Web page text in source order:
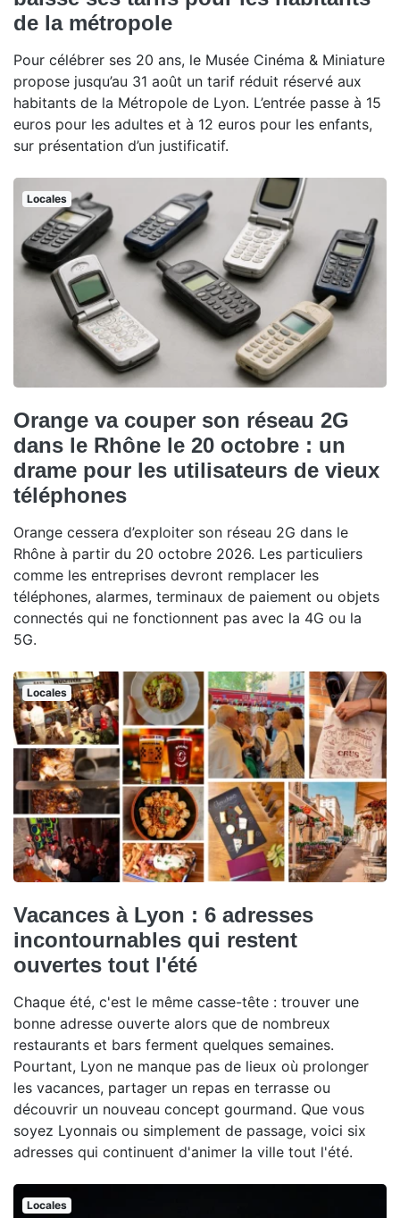
de la métropole
Pour célébrer ses 20 ans, le Musée Cinéma & Miniature
propose jusqu’au 31 août un tarif réduit réservé aux
habitants de la Métropole de Lyon. L’entrée passe à 15
euros pour les adultes et à 12 euros pour les enfants,
sur présentation d’un justificatif.
Locales
Orange va couper son réseau 2G
dans le Rhône le 20 octobre : un
drame pour les utilisateurs de vieux
téléphones
Orange cessera d’exploiter son réseau 2G dans le
Rhône à partir du 20 octobre 2026. Les particuliers
comme les entreprises devront remplacer les
téléphones, alarmes, terminaux de paiement ou objets
connectés qui ne fonctionnent pas avec la 4G ou la
5G.
Locales
Vacances à Lyon : 6 adresses
incontournables qui restent
ouvertes tout l'été
Chaque été, c'est le même casse-tête : trouver une
bonne adresse ouverte alors que de nombreux
restaurants et bars ferment quelques semaines.
Pourtant, Lyon ne manque pas de lieux où prolonger
les vacances, partager un repas en terrasse ou
découvrir un nouveau concept gourmand. Que vous
soyez Lyonnais ou simplement de passage, voici six
adresses qui continuent d'animer la ville tout l'été.
Locales